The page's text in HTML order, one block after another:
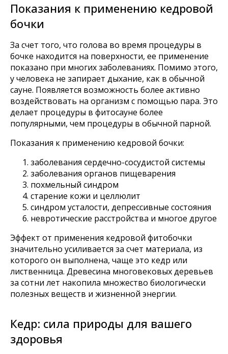
Показания к применению кедровой
бочки
За счет того, что голова во время процедуры в
бочке находится на поверхности, ее применение
показано при многих заболеваниях. Помимо этого,
у человека не запирает дыхание, как в обычной
сауне. Появляется возможность более активно
воздействовать на организм с помощью пара. Это
делает процедуры в фитосауне более
популярными, чем процедуры в обычной парной.
Показания к применению кедровой бочки:
заболевания сердечно-сосудистой системы
заболевания органов пищеварения
похмельный синдром
старение кожи и целлюлит
синдром усталости, депрессивные состояния
невротические расстройства и многое другое
Эффект от применения кедровой фитобочки
значительно усиливается за счет материала, из
которого он выполнена, чаще это кедр или
лиственница. Древесина многовековых деревьев
за сотни лет накопила множество биологически
полезных веществ и жизненной энергии.
Кедр: сила природы для вашего
здоровья
Оставайтесь с нами